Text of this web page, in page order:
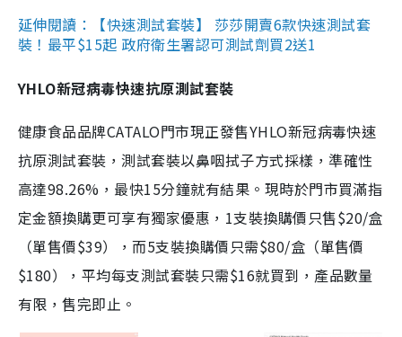
延伸閱讀：【快速測試套裝】 莎莎開賣6款快速測試套
裝！最平$15起 政府衛生署認可測試劑買2送1
YHLO新冠病毒快速抗原測試套裝
健康食品品牌CATALO門市現正發售YHLO新冠病毒快速
抗原測試套裝，測試套裝以鼻咽拭子方式採樣，準確性
高達98.26%，最快15分鐘就有結果。現時於門市買滿指
定金額換購更可享有獨家優惠，1支裝換購價只售$20/盒
（單售價$39），而5支裝換購價只需$80/盒（單售價
$180），平均每支測試套裝只需$16就買到，產品數量
有限，售完即止。